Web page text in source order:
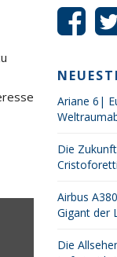
Ariane 6|
Die
Airbus
Gigant der
Die